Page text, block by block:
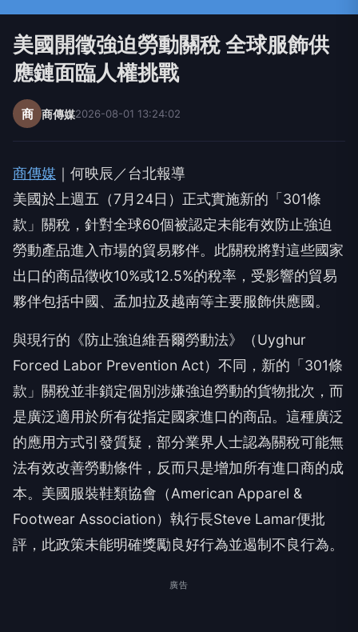
美國開徵強迫勞動關稅 全球服飾供
應鏈面臨人權挑戰
商 商傳媒2026-08-01 13:24:02
商傳媒 ｜何映辰／台北報導
美國於上週五（7月24日）正式實施新的「301條
款」關稅，針對全球60個被認定未能有效防止強迫
勞動產品進入市場的貿易夥伴。此關稅將對這些國家
出口的商品徵收10%或12.5%的稅率，受影響的貿易
夥伴包括中國、孟加拉及越南等主要服飾供應國。
與現行的《防止強迫維吾爾勞動法》（Uyghur
Forced Labor Prevention Act）不同，新的「301條
款」關稅並非鎖定個別涉嫌強迫勞動的貨物批次，而
是廣泛適用於所有從指定國家進口的商品。這種廣泛
的應用方式引發質疑，部分業界人士認為關稅可能無
法有效改善勞動條件，反而只是增加所有進口商的成
本。美國服裝鞋類協會（American Apparel &
Footwear Association）執行長Steve Lamar便批
評，此政策未能明確獎勵良好行為並遏制不良行為。
廣告